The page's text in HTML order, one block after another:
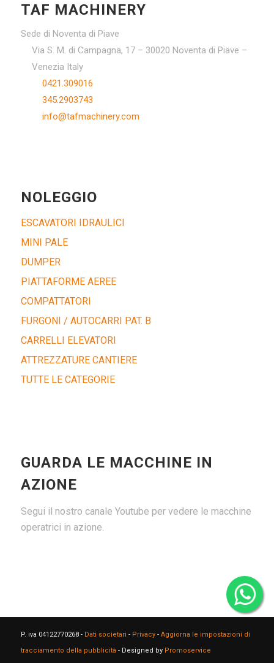
TAF MACHINERY
Sede di Noventa di Piave
Via S. M. di Campagna, 17 – 30020 Noventa di Piave –
Venezia Italy
0421.309016
345.2903743
info@tafmachinery.com
NOLEGGIO
ESCAVATORI IDRAULICI
MINI PALE
DUMPER
PIATTAFORME AEREE
COMPATTATORI
FURGONI / AUTOCARRI PAT. B
CARRELLI ELEVATORI
ATTREZZATURE CANTIERE
TUTTE LE CATEGORIE
GUARDA LE MACCHINE IN
AZIONE
Segui il nostro canale Youtube per vedere le macchine
operatrici in azione.
P. iva 04122770268 - Dati societari - Privacy- Aggiorna le impostazioni di
tracciamento della pubblicità - Designed by Promoservice